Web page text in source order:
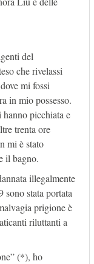
del
che rivelassi
mi fossi
in mio possesso.
picchiata e
trenta ore
mi è stato
il bagno.
illegalmente
sono stata portata
prigione è
riluttanti a
(*), ho